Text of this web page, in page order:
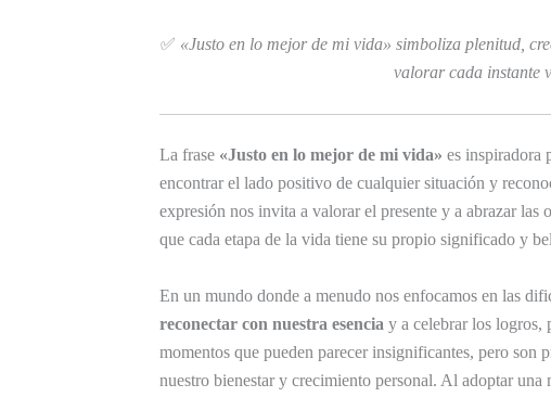
✅ «Justo en lo mejor de mi vida» simboliza plenitud,
valorar cada instante
La frase «Justo en lo mejor de mi vida» es inspiradora
encontrar el lado positivo de cualquier situación y
expresión nos invita a valorar el presente y a abrazar las
que cada etapa de la vida tiene su propio significado y
En un mundo donde a menudo nos enfocamos en las
reconectar con nuestra esencia y a celebrar los logros,
momentos que pueden parecer insignificantes, pero son
nuestro bienestar y crecimiento personal. Al adoptar